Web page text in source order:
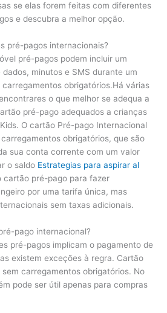
se elas forem feitas com diferentes
e descubra a melhor opção.
pré-pagos internacionais?
pré-pagos podem incluir um
minutos e SMS durante um
obrigatórios.Há várias
o que melhor se adequa a
pré-pago adequados a crianças
O cartão Pré-pago Internacional
obrigatórios, que são
sua conta corrente com um valor
o saldo Estrategias para aspirar al
cartão pré-pago para fazer
por uma tarifa única, mas
sem taxas adicionais.
pago internacional?
pré-pagos implicam o pagamento de
existem exceções à regra. Cartão
carregamentos obrigatórios. No
pode ser útil apenas para compras